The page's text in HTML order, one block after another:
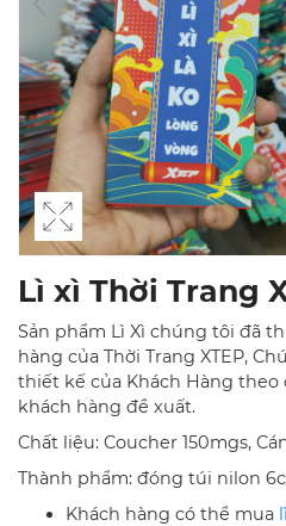
Lì xì Thời Trang
Sản phẩm Lì Xì chúng tôi đã
hàng của Thời Trang XTEP,
thiết kế của Khách Hàng
khách hàng đề xuất.
Chất liệu: Coucher 150mgs,
Thành phẩm: đóng túi nilon
Khách hàng có thể mua